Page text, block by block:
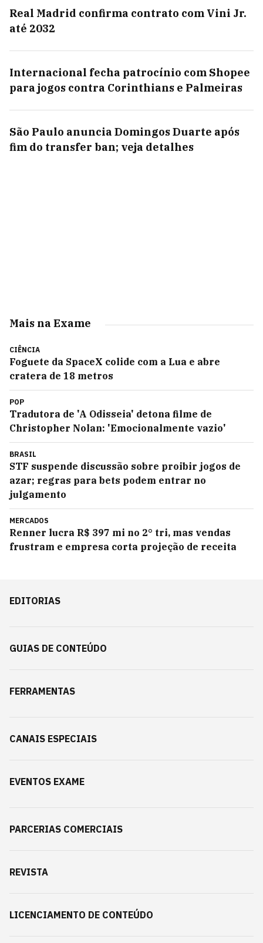
Real Madrid confirma contrato com Vini Jr.
até 2032
Internacional fecha patrocínio com Shopee
para jogos contra Corinthians e Palmeiras
São Paulo anuncia Domingos Duarte após
fim do transfer ban; veja detalhes
Mais na Exame
CIÊNCIA
Foguete da SpaceX colide com a Lua e abre
cratera de 18 metros
POP
Tradutora de 'A Odisseia' detona filme de
Christopher Nolan: 'Emocionalmente vazio'
BRASIL
STF suspende discussão sobre proibir jogos de
azar; regras para bets podem entrar no
julgamento
MERCADOS
Renner lucra R$ 397 mi no 2° tri, mas vendas
frustram e empresa corta projeção de receita
EDITORIAS
GUIAS DE CONTEÚDO
FERRAMENTAS
CANAIS ESPECIAIS
EVENTOS EXAME
PARCERIAS COMERCIAIS
REVISTA
LICENCIAMENTO DE CONTEÚDO